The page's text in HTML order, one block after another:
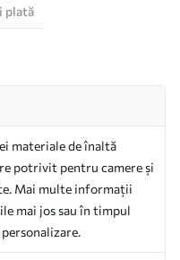
plată
materiale de înaltă
potrivit pentru camere și
Mai multe informații
mai jos sau în timpul